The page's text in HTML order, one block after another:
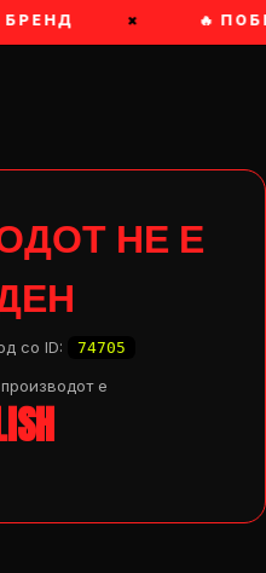
× 🔥
НЕ Е
со ID: 74705
e